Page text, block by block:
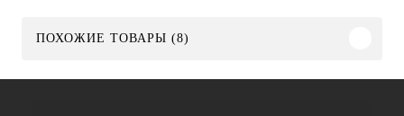
ПОХОЖИЕ ТОВАРЫ (8)